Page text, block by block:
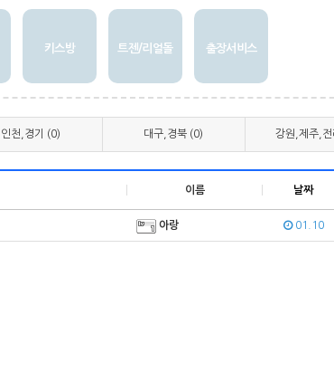
키스방 트젠/리얼돌 출장서비스
인천,경기 (0) 대구,경북 (0) 강원,제주,
이름 날짜
아랑 01.10